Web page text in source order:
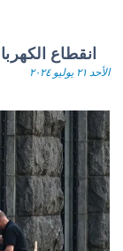
انقطاع
الأحد ٢١ يوليو ٢٠٢٤